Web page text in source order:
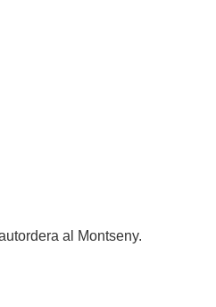
al Montseny.